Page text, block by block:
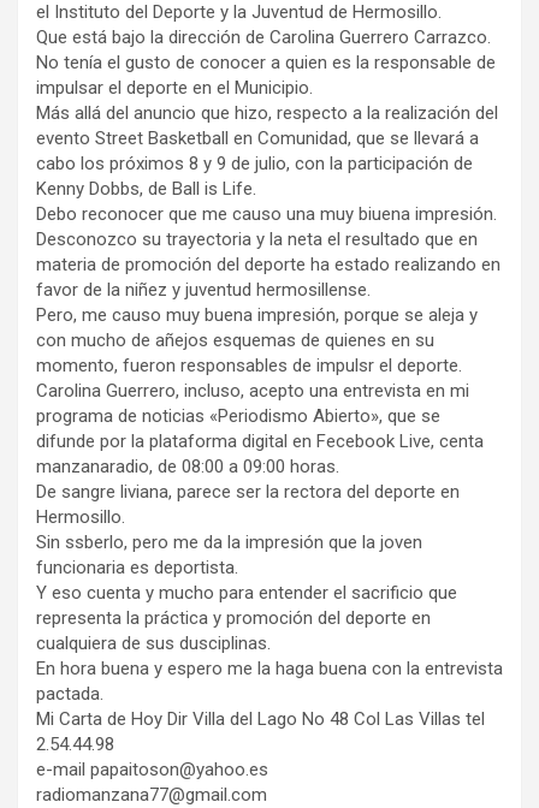
el Instituto del Deporte y la Juventud de Hermosillo.
Que está bajo la dirección de Carolina Guerrero Carrazco.
No tenía el gusto de conocer a quien es la responsable de
impulsar el deporte en el Municipio.
Más allá del anuncio que hizo, respecto a la realización del
evento Street Basketball en Comunidad, que se llevará a
cabo los próximos 8 y 9 de julio, con la participación de
Kenny Dobbs, de Ball is Life.
Debo reconocer que me causo una muy biuena impresión.
Desconozco su trayectoria y la neta el resultado que en
materia de promoción del deporte ha estado realizando en
favor de la niñez y juventud hermosillense.
Pero, me causo muy buena impresión, porque se aleja y
con mucho de añejos esquemas de quienes en su
momento, fueron responsables de impulsr el deporte.
Carolina Guerrero, incluso, acepto una entrevista en mi
programa de noticias «Periodismo Abierto», que se
difunde por la plataforma digital en Fecebook Live, centa
manzanaradio, de 08:00 a 09:00 horas.
De sangre liviana, parece ser la rectora del deporte en
Hermosillo.
Sin ssberlo, pero me da la impresión que la joven
funcionaria es deportista.
Y eso cuenta y mucho para entender el sacrificio que
representa la práctica y promoción del deporte en
cualquiera de sus dusciplinas.
En hora buena y espero me la haga buena con la entrevista
pactada.
Mi Carta de Hoy Dir Villa del Lago No 48 Col Las Villas tel
2.54.44.98
e-mail papaitoson@yahoo.es
radiomanzana77@gmail.com